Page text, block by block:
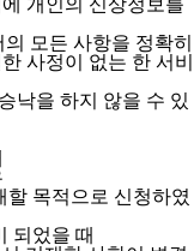
모든 사항을 정확히
사정이 없는 한 서비
낙을 하지 않을 수 있
목적으로 신청하였
되었을 때